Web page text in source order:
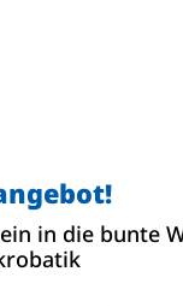
in die bunte